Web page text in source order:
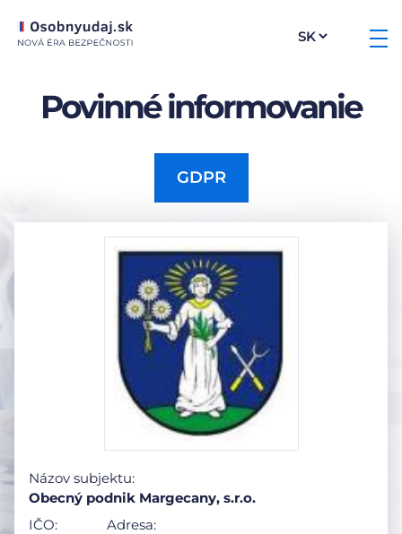
Povinné informovanie
GDPR
Názov subjektu:
Obecný podnik Margecany, s.r.o.
IČO:
Adresa: